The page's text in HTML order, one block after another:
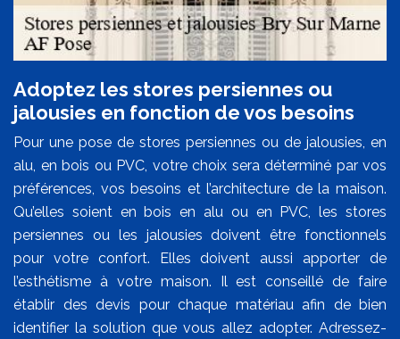
Adoptez les stores persiennes ou
jalousies en fonction de vos besoins
Pour une pose de stores persiennes ou de jalousies, en
alu, en bois ou PVC, votre choix sera déterminé par vos
préférences, vos besoins et l’architecture de la maison.
Qu’elles soient en bois en alu ou en PVC, les stores
persiennes ou les jalousies doivent être fonctionnels
pour votre confort. Elles doivent aussi apporter de
l’esthétisme à votre maison. Il est conseillé de faire
établir des devis pour chaque matériau afin de bien
identifier la solution que vous allez adopter. Adressez-